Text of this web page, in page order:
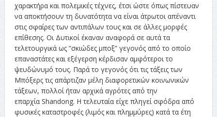
χαρακτήρα και πολεμικές τέχνες, έτσι ώστε όπως πίστευαν
να αποκτήσουν τη δυνατότητα να είναι άτρωτοι απέναντι
στις σφαίρες των αντιπάλων τους και σε άλλες μορφές
επίθεσης. Οι Δυτικοί έκαναν αναφορά σε αυτά τα
τελετουργικά ως ”σκιώδες μποξ” γεγονός από το οποίο
επαναστάτες και εξέγερση κέρδισαν αμφότεροι το
ψευδώνυμό τους. Παρά το γεγονός ότι τις τάξεις των
Μπόξερς τις απάρτιζαν μέλη διαφορετικών κοινωνικών
τάξεων, πολλοί ήταν αρχικά αγρότες από την
επαρχία Shandong. Η τελευταία είχε πληγεί σφόδρα από
φυσικές καταστροφές (λιμός και πλημμύρες) κατά τα έτη